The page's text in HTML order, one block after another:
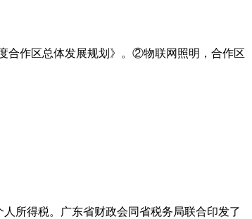
合作区总体发展规划》。②物联网照明，合作区
所得税。广东省财政会同省税务局联合印发了